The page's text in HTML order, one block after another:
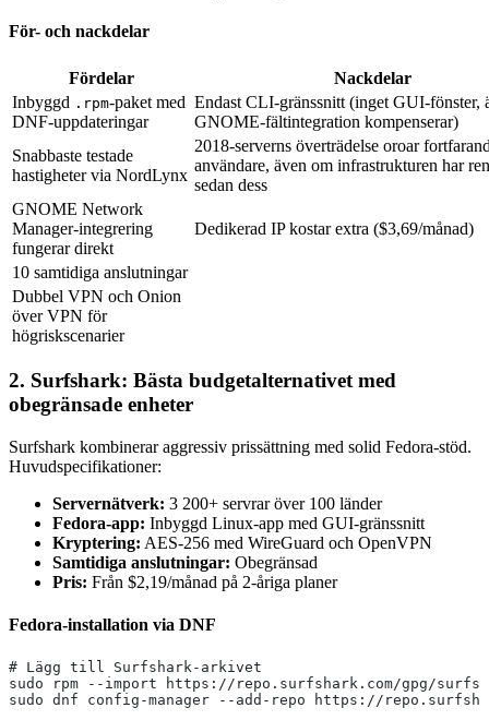
För- och nackdelar
Fördelar
Nackdelar
Inbyggd .rpm-paket med
DNF-uppdateringar
Endast CLI-gränssnitt (inget GUI-fönster,
GNOME-fältintegration kompenserar)
Snabbaste testade
hastigheter via NordLynx
2018-serverns överträdelse oroar
användare, även om infrastrukturen har
sedan dess
GNOME Network
Manager-integrering
fungerar direkt
Dedikerad IP kostar extra ($3,69/månad)
10 samtidiga anslutningar
Dubbel VPN och Onion
över VPN för
högriskscenarier
2. Surfshark: Bästa budgetalternativet med
obegränsade enheter
Surfshark kombinerar aggressiv prissättning med solid Fedora-stöd.
Huvudspecifikationer:
Servernätverk: 3 200+ servrar över 100 länder
Fedora-app: Inbyggd Linux-app med GUI-gränssnitt
Kryptering: AES-256 med WireGuard och OpenVPN
Samtidiga anslutningar: Obegränsad
Pris: Från $2,19/månad på 2-åriga planer
Fedora-installation via DNF
# Lägg till Surfshark-arkivet
sudo rpm --import https://repo.surfshark.com/gpg/
sudo dnf config-manager --add-repo https://